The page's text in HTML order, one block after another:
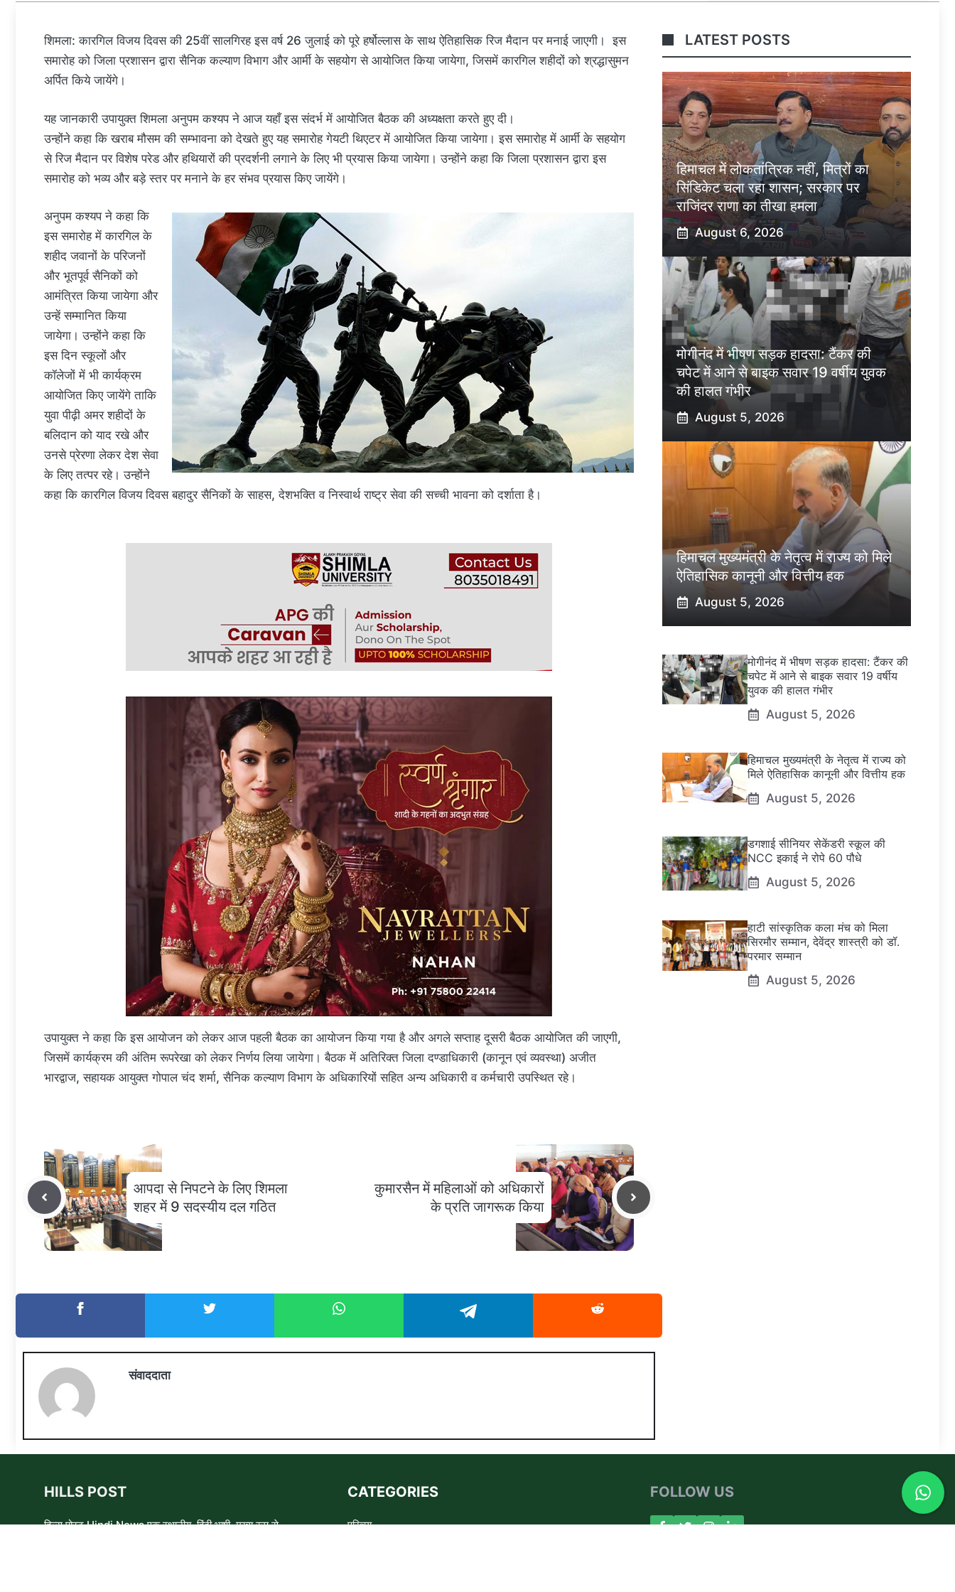
शिमला: कारगिल विजय दिवस की 25वीं सालगिरह इस वर्ष 26 जुलाई को पूरे हर्षोल्लास के साथ ऐतिहासिक रिज मैदान पर मनाई जाएगी। इस
समारोह को जिला प्रशासन द्वारा सैनिक कल्याण विभाग और आर्मी के सहयोग से आयोजित किया जायेगा, जिसमें कारगिल शहीदों को श्रद्धासुमन
अर्पित किये जायेंगे।
यह जानकारी उपायुक्त शिमला अनुपम कश्यप ने आज यहाँ इस संदर्भ में आयोजित बैठक की अध्यक्षता करते हुए दी।
उन्होंने कहा कि खराब मौसम की सम्भावना को देखते हुए यह समारोह गेयटी थिएटर में आयोजित किया जायेगा। इस समारोह में आर्मी के सहयोग
से रिज मैदान पर विशेष परेड और हथियारों की प्रदर्शनी लगाने के लिए भी प्रयास किया जायेगा। उन्होंने कहा कि जिला प्रशासन द्वारा इस
समारोह को भव्य और बड़े स्तर पर मनाने के हर संभव प्रयास किए जायेंगे।
अनुपम कश्यप ने कहा कि
इस समारोह में कारगिल के
शहीद जवानों के परिजनों
और भूतपूर्व सैनिकों को
आमंत्रित किया जायेगा और
उन्हें सम्मानित किया
जायेगा। उन्होंने कहा कि
इस दिन स्कूलों और
कॉलेजों में भी कार्यक्रम
आयोजित किए जायेंगे ताकि
युवा पीढ़ी अमर शहीदों के
बलिदान को याद रखे और
उनसे प्रेरणा लेकर देश सेवा
के लिए तत्पर रहे। उन्होंने
कहा कि कारगिल विजय दिवस बहादुर सैनिकों के साहस, देशभक्ति व निस्वार्थ राष्ट्र सेवा की सच्ची भावना को दर्शाता है।
उपायुक्त ने कहा कि इस आयोजन को लेकर आज पहली बैठक का आयोजन किया गया है और अगले सप्ताह दूसरी बैठक आयोजित की जाएगी,
जिसमें कार्यक्रम की अंतिम रूपरेखा को लेकर निर्णय लिया जायेगा। बैठक में अतिरिक्त जिला दण्डाधिकारी (कानून एवं व्यवस्था) अजीत
भारद्वाज, सहायक आयुक्त गोपाल चंद शर्मा, सैनिक कल्याण विभाग के अधिकारियों सहित अन्य अधिकारी व कर्मचारी उपस्थित रहे।
आपदा से निपटने के लिए शिमला
शहर में 9 सदस्यीय दल गठित
कुमारसैन में महिलाओं को अधिकारों
के प्रति जागरूक किया
संवाददाता
LATEST POSTS
हिमाचल में लोकतांत्रिक नहीं, मित्रों का
सिंडिकेट चला रहा शासन; सरकार पर
राजिंदर राणा का तीखा हमला
August 6, 2026
मोगीनंद में भीषण सड़क हादसा: टैंकर की
चपेट में आने से बाइक सवार 19 वर्षीय युवक
की हालत गंभीर
August 5, 2026
हिमाचल मुख्यमंत्री के नेतृत्व में राज्य को मिले
ऐतिहासिक कानूनी और वित्तीय हक
August 5, 2026
मोगीनंद में भीषण सड़क हादसा: टैंकर की
चपेट में आने से बाइक सवार 19 वर्षीय
युवक की हालत गंभीर
August 5, 2026
हिमाचल मुख्यमंत्री के नेतृत्व में राज्य को
मिले ऐतिहासिक कानूनी और वित्तीय हक
August 5, 2026
डगशाई सीनियर सेकेंडरी स्कूल की
NCC इकाई ने रोपे 60 पौधे
August 5, 2026
हाटी सांस्कृतिक कला मंच को मिला
सिरमौर सम्मान, देवेंद्र शास्त्री को डॉ.
परमार सम्मान
August 5, 2026
HILLS POST
हिल्स पोस्ट Hindi News एक स्थानीय, हिंदी भाषी, मुख्य रूप से
CATEGORIES
परिचय
FOLLOW US